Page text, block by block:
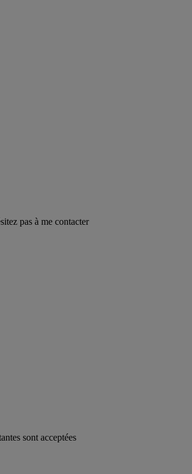
pas à me contacter
sont acceptées